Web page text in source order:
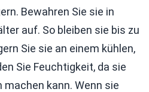
Bewahren Sie sie in
auf. So bleiben sie bis zu
Sie sie an einem kühlen,
Sie Feuchtigkeit, da sie
kann. Wenn sie